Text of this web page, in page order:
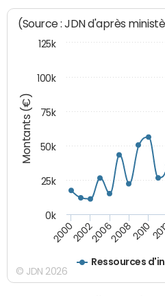
Montants (€)
(Source : JDN d'après
Ressources
20002002200620082010
0k
25k
50k
75k
100k
125k
© JDN 2026